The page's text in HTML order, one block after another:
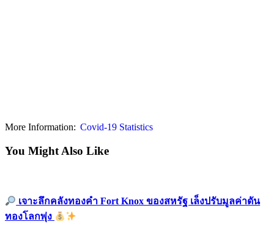
More Information: Covid-19 Statistics
You Might Also Like
เจาะลึกคลังทองคำ Fort Knox ของสหรัฐ เล็งปรับมูลค่าดัน
ทองโลกพุ่ง